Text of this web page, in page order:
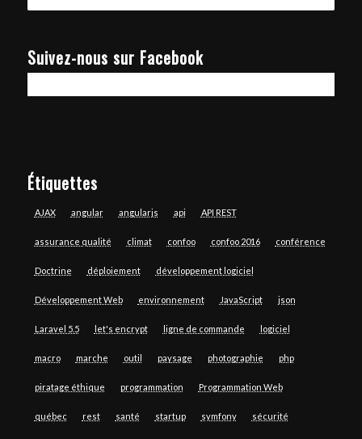
Suivez-nous sur Facebook
Étiquettes
AJAX angular angularjs api API REST
assurance qualité climat confoo confoo 2016 conférence
Doctrine déploiement développement logiciel
Développement Web environnement JavaScript json
Laravel 5.5 let's encrypt ligne de commande logiciel
macro marche outil paysage photographie php
piratage éthique programmation Programmation Web
québec rest santé startup symfony sécurité